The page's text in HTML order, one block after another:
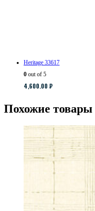
Heritage 33617
0 out of 5
4,600.00 ₽
Похожие товары